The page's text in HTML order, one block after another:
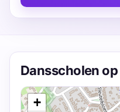
Dansscholen
+